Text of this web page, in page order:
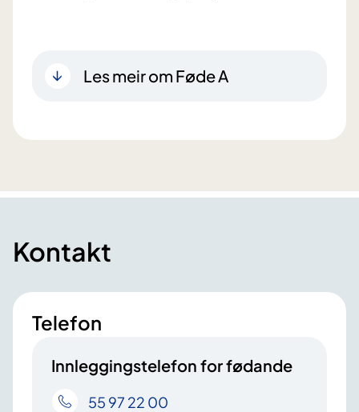
Les meir om Føde A
Kontakt
Telefon
Innleggingstelefon for fødande
55 97 22 00